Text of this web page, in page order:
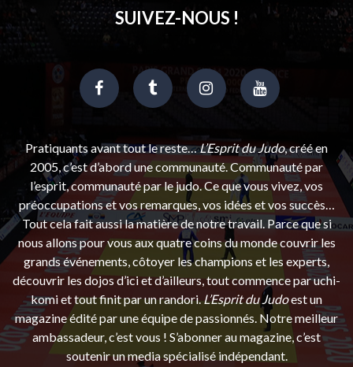
SUIVEZ-NOUS !
Pratiquants avant tout le reste…L’Esprit du Judo, créé en
2005, c’est d’abord une communauté. Communauté par
l’esprit, communauté par le judo. Ce que vous vivez, vos
préoccupations et vos remarques, vos idées et vos succès…
Tout cela fait aussi la matière de notre travail. Parce que si
nous allons pour vous aux quatre coins du monde couvrir les
grands événements, côtoyer les champions et les experts,
découvrir les dojos d’ici et d’ailleurs, tout commence par uchi-
komi et tout finit par un randori.L’Esprit du Judoest un
magazine édité par une équipe de passionnés. Notre meilleur
ambassadeur, c’est vous ! S’abonner au magazine, c’est
soutenir un media spécialisé indépendant.